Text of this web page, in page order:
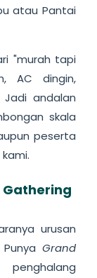
atau Pantai
"murah tapi
AC dingin,
andalan
skala
peserta
kami.
Gathering
urusan
Grand